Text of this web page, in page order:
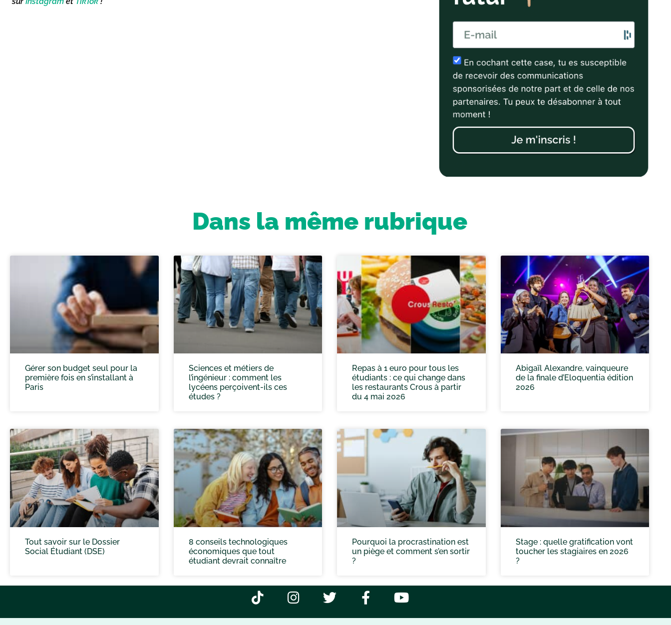
Dans la même rubrique
Gérer son budget seul pour la
première fois en s’installant à
Paris
Sciences et métiers de
l’ingénieur : comment les
lycéens perçoivent-ils ces
études ?
Repas à 1 euro pour tous les
étudiants : ce qui change dans
les restaurants Crous à partir
du 4 mai 2026
Abigaïl Alexandre, vainqueure
de la finale d’Eloquentia édition
2026
Tout savoir sur le Dossier
Social Étudiant (DSE)
8 conseils technologiques
économiques que tout
étudiant devrait connaître
Pourquoi la procrastination est
un piège et comment s’en sortir
?
Stage : quelle gratification vont
toucher les stagiaires en 2026
?